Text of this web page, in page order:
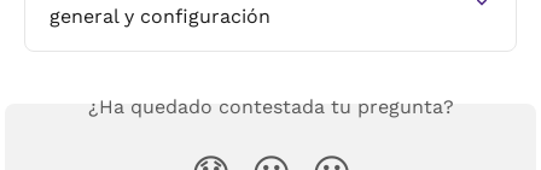
general y configuración
¿Ha quedado contestada tu pregunta?